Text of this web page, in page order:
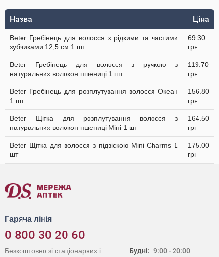
Назва Ціна
Beter Гребінець для волосся з рідкими та частими
зубчиками 12,5 см 1 шт
69.30
грн
Beter Гребінець для волосся з ручкою з
натуральних волокон пшениці 1 шт
119.70
грн
Beter Гребінець для розплутування волосся Океан
1 шт
156.80
грн
Beter Щітка для розплутування волосся з
натуральних волокон пшениці Міні 1 шт
164.50
грн
Beter Щітка для волосся з підвіскою Mini Сharms 1
шт
175.00
грн
Гаряча лінія
0 800 30 20 60
Будні: 9:00 - 20:00
Безкоштовно зі стаціонарних і